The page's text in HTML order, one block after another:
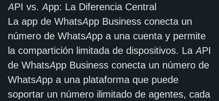
API vs. App: La Diferencia Central
La app de WhatsApp Business conecta un
número de WhatsApp a una cuenta y permite
la compartición limitada de dispositivos. La API
de WhatsApp Business conecta un número de
WhatsApp a una plataforma que puede
soportar un número ilimitado de agentes, cada